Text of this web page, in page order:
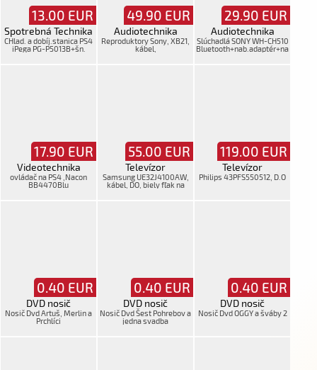
13.00 EUR
Spotrebná Technika
CHlad. a dobíj.stanica PS4
iPega PG-P5013B+šn.
49.90 EUR
Audiotechnika
Reproduktory Sony, XB21,
kábel,
29.90 EUR
Audiotechnika
Slúchadlá SONY WH-CH510
Bluetooth+nab.adaptér+na
17.90 EUR
Videotechnika
ovládač na PS4 ,Nacon
BB4470Blu
55.00 EUR
Televízor
Samsung UE32J4100AW,
kábel, DO, biely fľak na
119.00 EUR
Televízor
Philips 43PFS550512, D.O
0.40 EUR
DVD nosič
Nosič Dvd Artuš, Merlin a
Prchlíci
0.40 EUR
DVD nosič
Nosič Dvd Šest Pohrebov a
jedna svadba
0.40 EUR
DVD nosič
Nosič Dvd OGGY a šváby 2